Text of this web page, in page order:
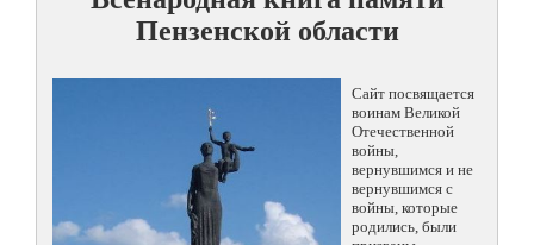
Пензенской области
Сайт посвящается
воинам Великой
Отечественной
войны,
вернувшимся и не
вернувшимся с
войны, которые
родились, были